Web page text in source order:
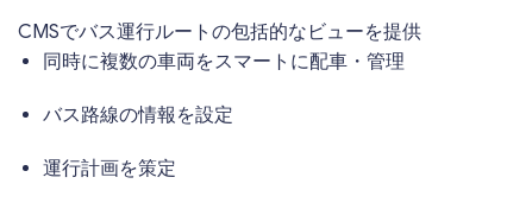
CMSでバス運行ルートの包括的なビューを提供
同時に複数の車両をスマートに配車・管理
バス路線の情報を設定
運行計画を策定